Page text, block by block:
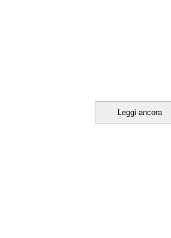
Leggi ancora